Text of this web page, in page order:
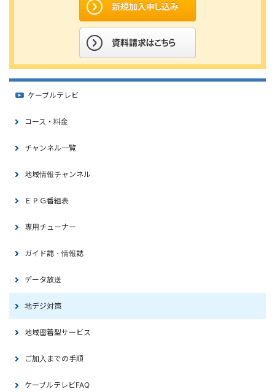
ケーブルテレビ
コース・料金
チャンネル一覧
地域情報チャンネル
ＥＰＧ番組表
専用チューナー
ガイド誌・情報誌
データ放送
地デジ対策
地域密着型サービス
ご加入までの手順
ケーブルテレビFAQ